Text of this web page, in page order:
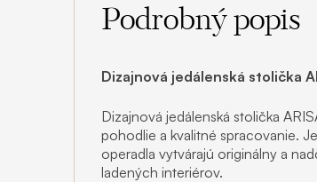
Podrobný popis
Dizajnová jedálenská stolička
Dizajnová jedálenská stolička
pohodlie a kvalitné spracovanie.
operadla vytvárajú originálny a
ladených interiérov.